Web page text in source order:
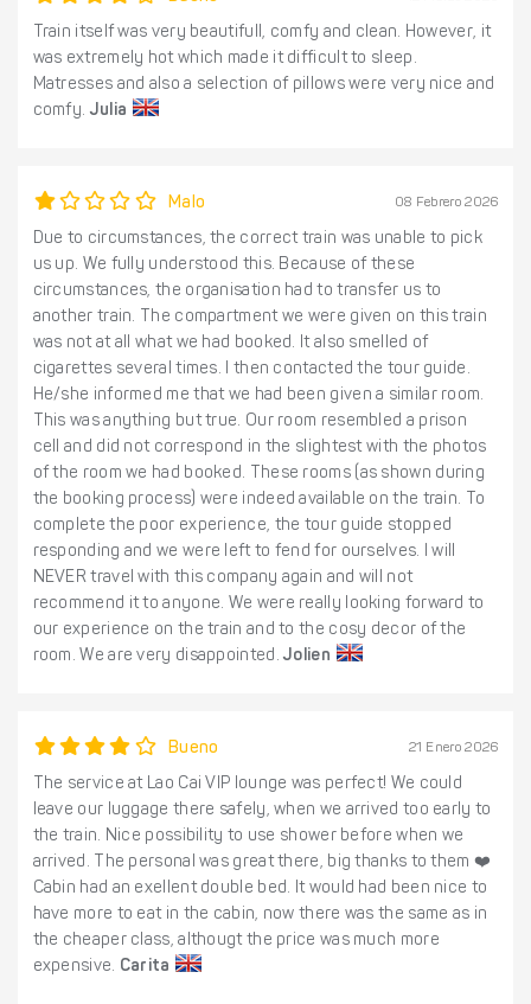
Train itself was very beautifull, comfy and clean. However, it
was extremely hot which made it difficult to sleep.
Matresses and also a selection of pillows were very nice and
comfy. Julia
Malo 08 Febrero 2026
Due to circumstances, the correct train was unable to pick
us up. We fully understood this. Because of these
circumstances, the organisation had to transfer us to
another train. The compartment we were given on this train
was not at all what we had booked. It also smelled of
cigarettes several times. I then contacted the tour guide.
He/she informed me that we had been given a similar room.
This was anything but true. Our room resembled a prison
cell and did not correspond in the slightest with the photos
of the room we had booked. These rooms (as shown during
the booking process) were indeed available on the train. To
complete the poor experience, the tour guide stopped
responding and we were left to fend for ourselves. I will
NEVER travel with this company again and will not
recommend it to anyone. We were really looking forward to
our experience on the train and to the cosy decor of the
room. We are very disappointed.Jolien
Bueno 21 Enero 2026
The service at Lao Cai VIP lounge was perfect! We could
leave our luggage there safely, when we arrived too early to
the train. Nice possibility to use shower before when we
arrived. The personal was great there, big thanks to them ❤️
Cabin had an exellent double bed. It would had been nice to
have more to eat in the cabin, now there was the same as in
the cheaper class, althougt the price was much more
expensive. Carita